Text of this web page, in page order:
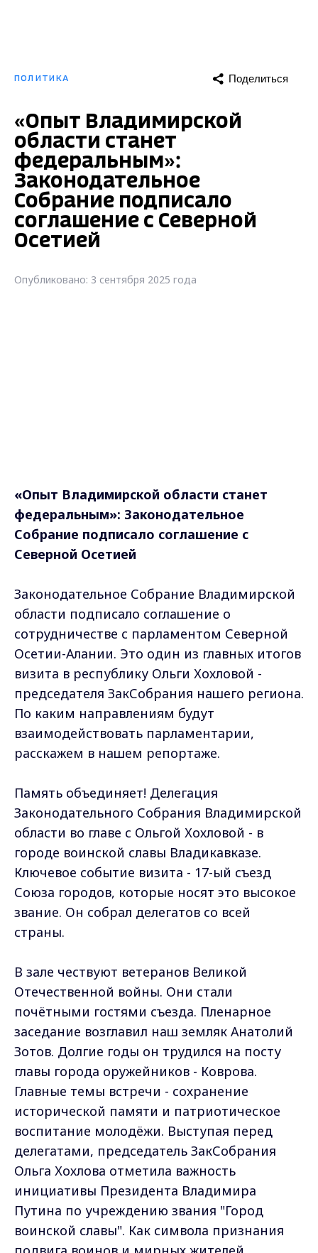
ПОЛИТИКА Поделиться
«Опыт Владимирской
области станет
федеральным»:
Законодательное
Собрание подписало
соглашение с Северной
Осетией
Опубликовано: 3 сентября 2025 года
«Опыт Владимирской области станет
федеральным»: Законодательное
Собрание подписало соглашение с
Северной Осетией
Законодательное Собрание Владимирской
области подписало соглашение о
сотрудничестве с парламентом Северной
Осетии-Алании. Это один из главных итогов
визита в республику Ольги Хохловой -
председателя ЗакСобрания нашего региона.
По каким направлениям будут
взаимодействовать парламентарии,
расскажем в нашем репортаже.
Память объединяет! Делегация
Законодательного Собрания Владимирской
области во главе с Ольгой Хохловой - в
городе воинской славы Владикавказе.
Ключевое событие визита - 17-ый съезд
Союза городов, которые носят это высокое
звание. Он собрал делегатов со всей
страны.
В зале чествуют ветеранов Великой
Отечественной войны. Они стали
почётными гостями съезда. Пленарное
заседание возглавил наш земляк Анатолий
Зотов. Долгие годы он трудился на посту
главы города оружейников - Коврова.
Главные темы встречи - сохранение
исторической памяти и патриотическое
воспитание молодёжи. Выступая перед
делегатами, председатель ЗакСобрания
Ольга Хохлова отметила важность
инициативы Президента Владимира
Путина по учреждению звания "Город
воинской славы". Как символа признания